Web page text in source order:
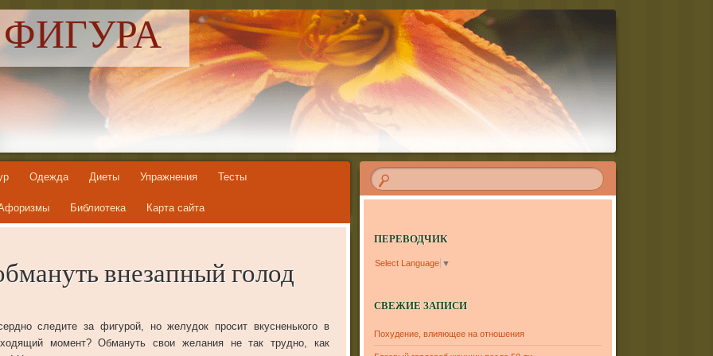
Одежда Диеты Упражнения Тесты
Библиотека Карта сайта
внезапный голод
следите за фигурой, но желудок просит вкусненького в
момент?Обмануть свои желания не так трудно, как
ПЕРЕВОДЧИК
Select Language ▼
СВЕЖИЕ ЗАПИСИ
Похудение, влияющее на отношения